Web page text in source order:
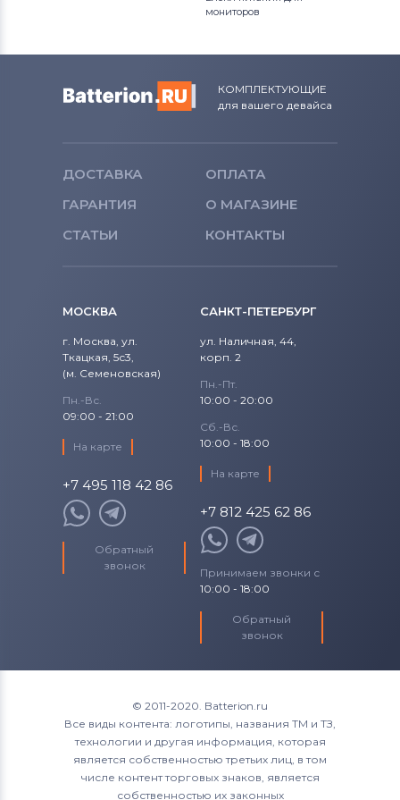
мониторов
КОМПЛЕКТУЮЩИЕ
для вашего девайса
ДОСТАВКА
ОПЛАТА
ГАРАНТИЯ
О МАГАЗИНЕ
СТАТЬИ
КОНТАКТЫ
МОСКВА
г. Москва, ул.
Ткацкая, 5с3,
(м. Семеновская)
Пн.-Вс.
09:00 - 21:00
На карте
+7 495 118 42 86
Обратный
звонок
САНКТ-ПЕТЕРБУРГ
ул. Наличная, 44,
корп. 2
Пн.-Пт.
10:00 - 20:00
Сб.-Вс.
10:00 - 18:00
На карте
+7 812 425 62 86
Принимаем звонки с
10:00 - 18:00
Обратный
звонок
© 2011-2020. Batterion.ru
Все виды контента: логотипы, названия ТМ и ТЗ,
технологии и другая информация, которая
является собственностью третьих лиц, в том
числе контент торговых знаков, является
собственностью их законных